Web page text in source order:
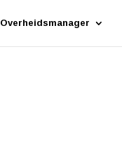
Overheidsmanager